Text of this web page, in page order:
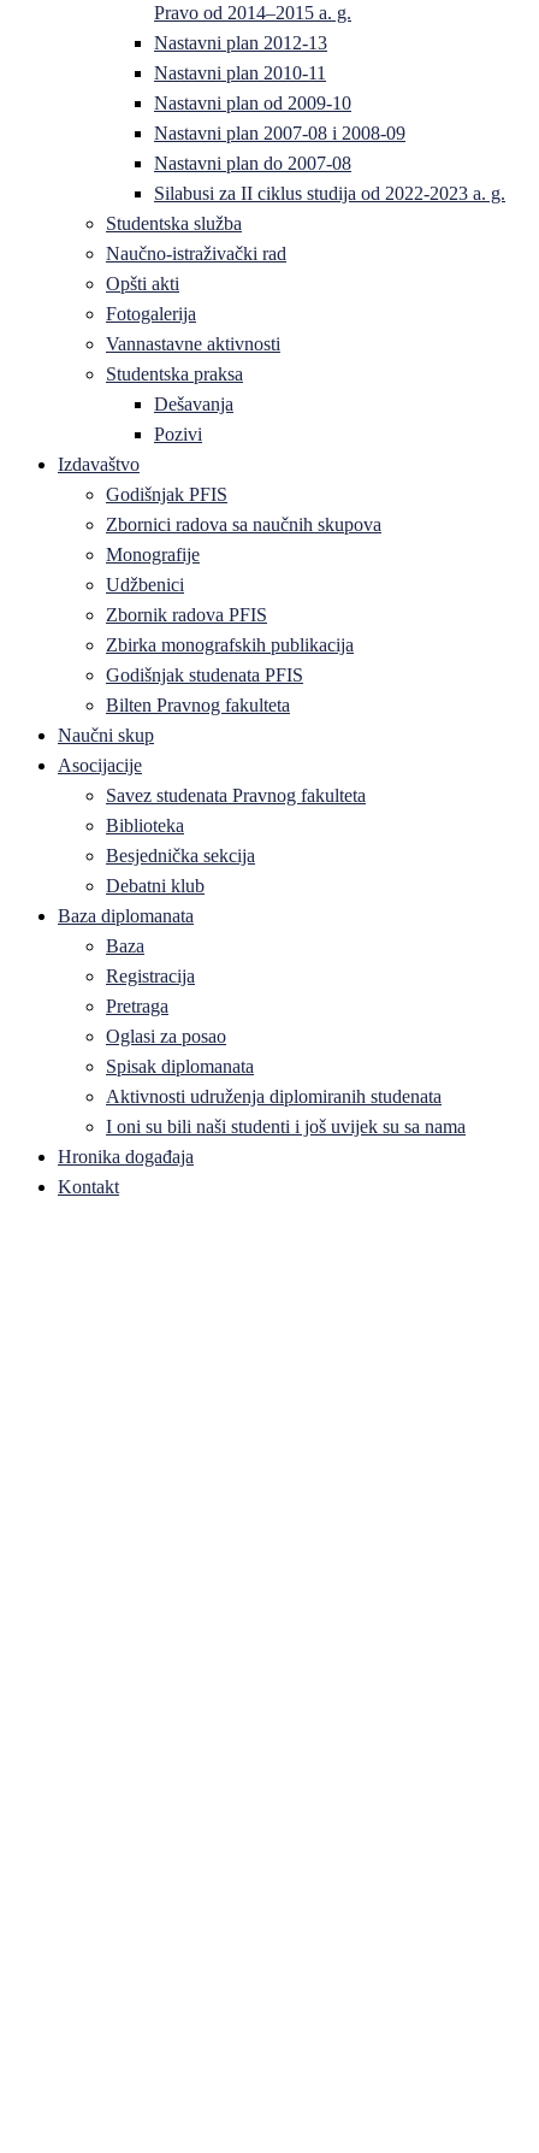
Pravo od 2014–2015 a. g.
Nastavni plan 2012-13
Nastavni plan 2010-11
Nastavni plan od 2009-10
Nastavni plan 2007-08 i 2008-09
Nastavni plan do 2007-08
Silabusi za II ciklus studija od 2022-2023 a. g.
Studentska služba
Naučno-istraživački rad
Opšti akti
Fotogalerija
Vannastavne aktivnosti
Studentska praksa
Dešavanja
Pozivi
Izdavaštvo
Godišnjak PFIS
Zbornici radova sa naučnih skupova
Monografije
Udžbenici
Zbornik radova PFIS
Zbirka monografskih publikacija
Godišnjak studenata PFIS
Bilten Pravnog fakulteta
Naučni skup
Asocijacije
Savez studenata Pravnog fakulteta
Biblioteka
Besjednička sekcija
Debatni klub
Baza diplomanata
Baza
Registracija
Pretraga
Oglasi za posao
Spisak diplomanata
Aktivnosti udruženja diplomiranih studenata
I oni su bili naši studenti i još uvijek su sa nama
Hronika događaja
Kontakt